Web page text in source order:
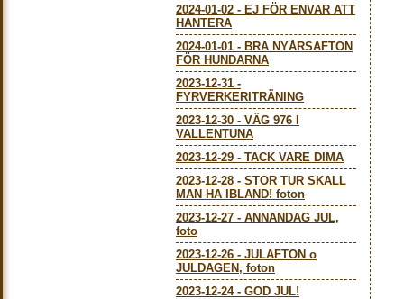
2024-01-02 - EJ FÖR ENVAR ATT
HANTERA
2024-01-01 - BRA NYÅRSAFTON
FÖR HUNDARNA
2023-12-31 -
FYRVERKERITRÄNING
2023-12-30 - VÄG 976 I
VALLENTUNA
2023-12-29 - TACK VARE DIMA
2023-12-28 - STOR TUR SKALL
MAN HA IBLAND! foton
2023-12-27 - ANNANDAG JUL,
foto
2023-12-26 - JULAFTON o
JULDAGEN, foton
2023-12-24- GOD JUL!